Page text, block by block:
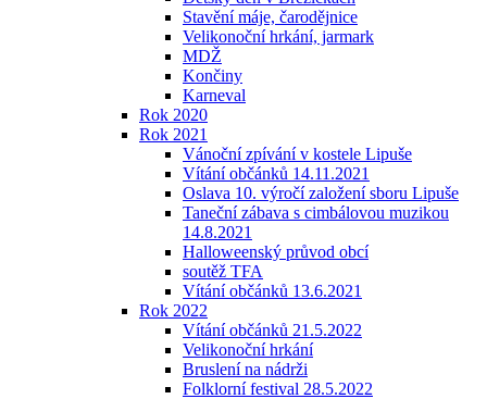
Stavění máje, čarodějnice
Velikonoční hrkání, jarmark
MDŽ
Končiny
Karneval
Rok 2020
Rok 2021
Vánoční zpívání v kostele Lipuše
Vítání občánků 14.11.2021
Oslava 10. výročí založení sboru Lipuše
Taneční zábava s cimbálovou muzikou
14.8.2021
Halloweenský průvod obcí
soutěž TFA
Vítání občánků 13.6.2021
Rok 2022
Vítání občánků 21.5.2022
Velikonoční hrkání
Bruslení na nádrži
Folklorní festival 28.5.2022